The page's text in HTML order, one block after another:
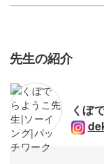
先生の紹介
くぼ